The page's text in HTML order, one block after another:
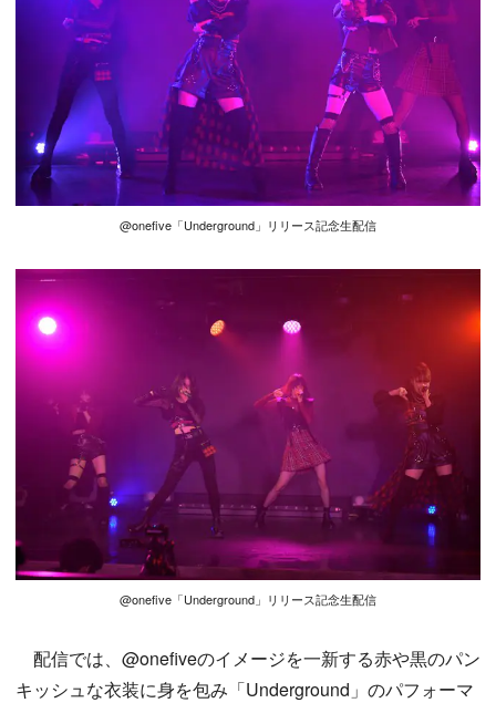
@onefive「Underground」リリース記念生配信
@onefive「Underground」リリース記念生配信
配信では、@onefiveのイメージを一新する赤や黒のパン
キッシュな衣装に身を包み「Underground」のパフォーマ